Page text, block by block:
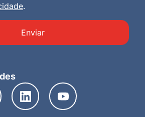
.
Enviar